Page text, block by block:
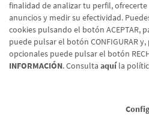
finalidad de analizar tu perfil,
anuncios y medir su efectividad.
cookies pulsando el botón ACEPTAR,
puede pulsar el botón CONFIGURAR
opcionales puede pulsar el botón
INFORMACIÓN. Consulta aquíla